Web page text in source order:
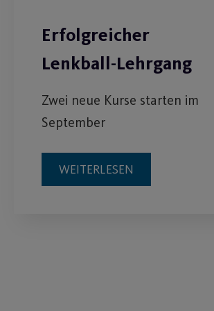
Erfolgreicher
Lenkball-Lehrgang
Zwei neue Kurse starten im
September
WEITERLESEN